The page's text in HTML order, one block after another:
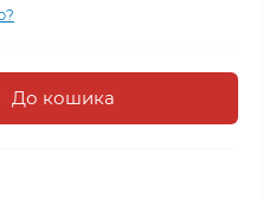
До кошика